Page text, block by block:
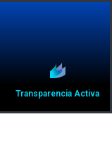
Transparencia Activa